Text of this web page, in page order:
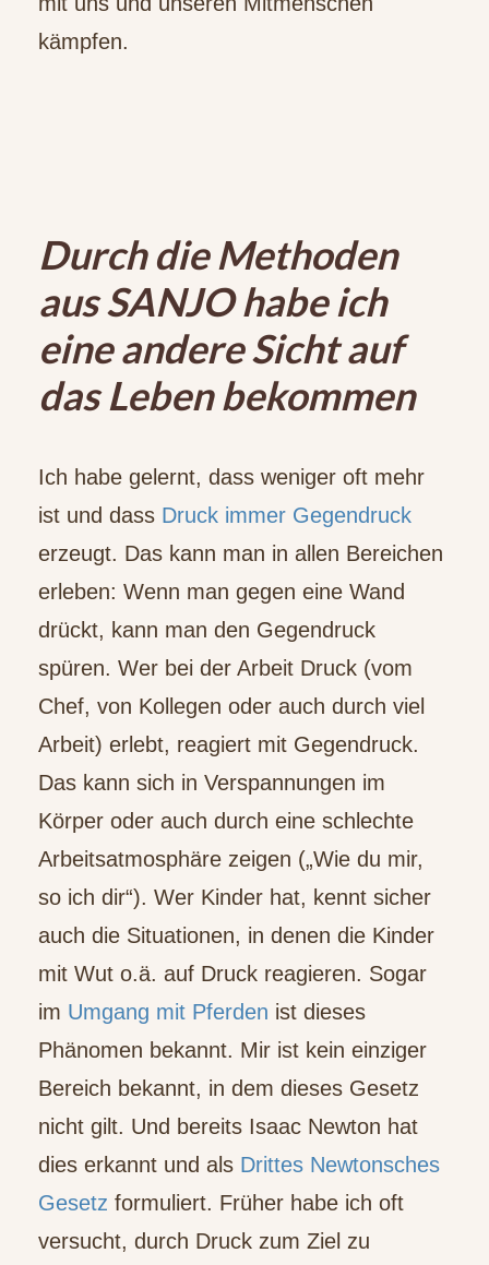
kämpfen.
Durch die Methoden
aus SANJO habe ich
eine andere Sicht auf
das Leben bekommen
Ich habe gelernt, dass weniger oft mehr
ist und dass Druck immer Gegendruck
erzeugt. Das kann man in allen Bereichen
erleben: Wenn man gegen eine Wand
drückt, kann man den Gegendruck
spüren. Wer bei der Arbeit Druck (vom
Chef, von Kollegen oder auch durch viel
Arbeit) erlebt, reagiert mit Gegendruck.
Das kann sich in Verspannungen im
Körper oder auch durch eine schlechte
Arbeitsatmosphäre zeigen („Wie du mir,
so ich dir“). Wer Kinder hat, kennt sicher
auch die Situationen, in denen die Kinder
mit Wut o.ä. auf Druck reagieren. Sogar
im Umgang mit Pferden ist dieses
Phänomen bekannt. Mir ist kein einziger
Bereich bekannt, in dem dieses Gesetz
nicht gilt. Und bereits Isaac Newton hat
dies erkannt und als Drittes Newtonsches
Gesetz formuliert. Früher habe ich oft
versucht, durch Druck zum Ziel zu